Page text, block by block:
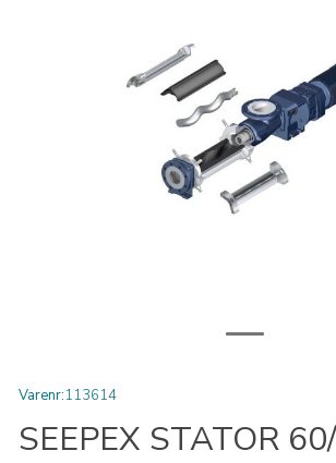
Varenr:113614
SEEPEX STATOR